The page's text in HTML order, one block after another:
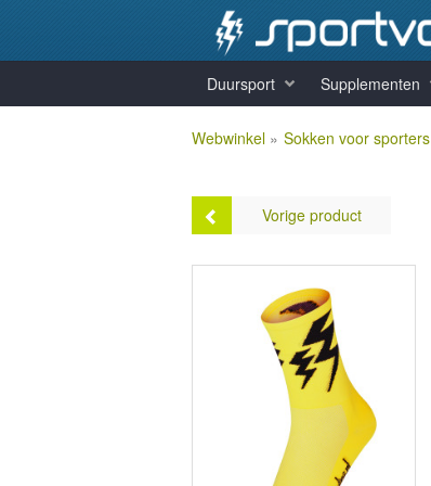
Duursport Supplementen
Webwinkel» Sokken voor sporters
Vorige product
Lightning Socks - Rood
Prijs: €9,99